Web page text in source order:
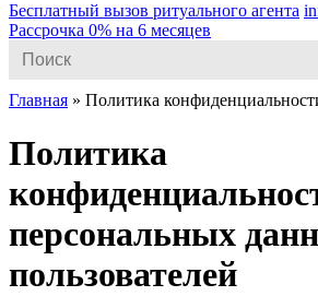
Бесплатный вызов ритуального агента
Рассрочка 0% на 6 месяцев
for:
Главная » Политика
Политика
персональных
пользователей